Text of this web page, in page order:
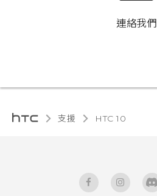
連絡我們
支援 HTC 10‎